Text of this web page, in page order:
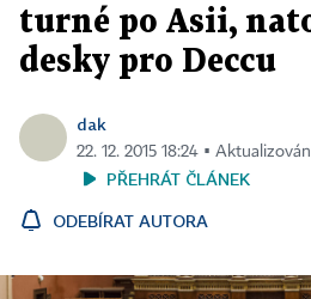
turné po Asii,
desky pro Deccu
dak
22. 12. 2015 18:24 ▪
PŘEHRÁT ČLÁNEK
ODEBÍRAT AUTORA